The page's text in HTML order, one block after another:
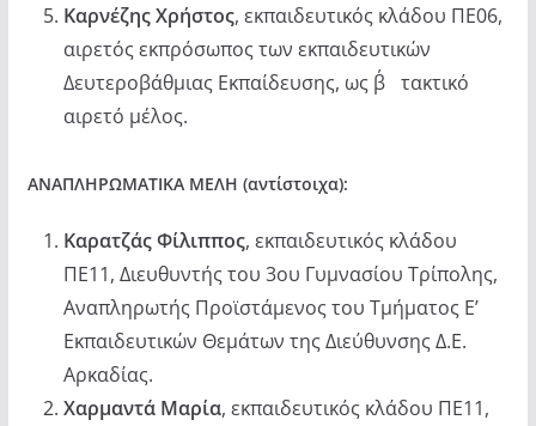
Καρνέζης Χρήστος, εκπαιδευτικός κλάδου ΠΕ06,
αιρετός εκπρόσωπος των εκπαιδευτικών
Δευτεροβάθμιας Εκπαίδευσης, ως β΄ τακτικό
αιρετό μέλος.
ΑΝΑΠΛΗΡΩΜΑΤΙΚΑ ΜΕΛΗ (αντίστοιχα):
Καρατζάς Φίλιππος, εκπαιδευτικός κλάδου
ΠΕ11, Διευθυντής του 3ου Γυμνασίου Τρίπολης,
Αναπληρωτής Προϊστάμενος του Τμήματος Ε’
Εκπαιδευτικών Θεμάτων της Διεύθυνσης Δ.Ε.
Αρκαδίας.
Χαρμαντά Μαρία, εκπαιδευτικός κλάδου ΠΕ11,